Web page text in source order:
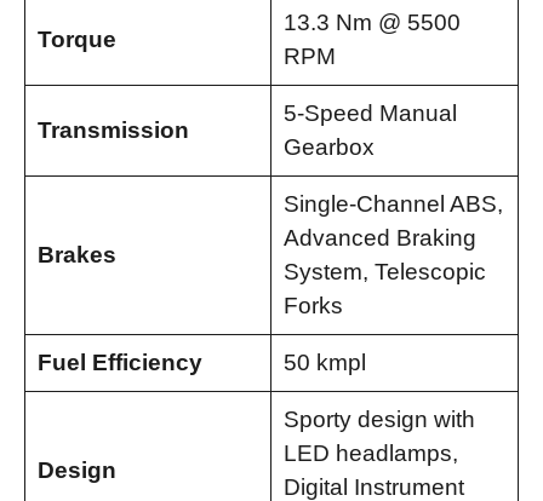
Torque
13.3 Nm @ 5500
RPM
Transmission
5-Speed Manual
Gearbox
Brakes
Single-Channel ABS,
Advanced Braking
System, Telescopic
Forks
Fuel Efficiency 50 kmpl
Design
Sporty design with
LED headlamps,
Digital Instrument